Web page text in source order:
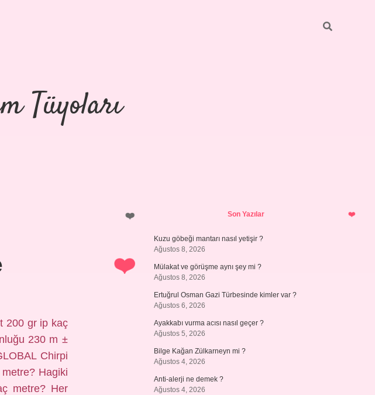
Tüyoları
200 gr ip kaç
230 m ±
Chirpi
metre? Hagiki
metre? Her
SidebarSon Yazılar
Kuzu göbeği mantarı nasıl yetişir ?
Ağustos 8, 2026
Mülakat ve görüşme aynı şey mi ?
Ağustos 8, 2026
Ertuğrul Osman Gazi Türbesinde kimler var ?
Ağustos 6, 2026
Ayakkabı vurma acısı nasıl geçer ?
Ağustos 5, 2026
Bilge Kağan Zülkarneyn mi ?
Ağustos 4, 2026
Anti-alerji ne demek ?
Ağustos 4, 2026